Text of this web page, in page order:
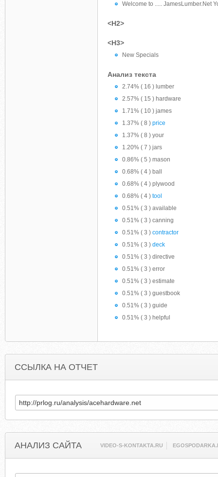
Welcome to ..... JamesLumber.Net
<H2>
<H3>
New Specials
Анализ текста
2.74% ( 16 ) lumber
2.57% ( 15 ) hardware
1.71% ( 10 ) james
1.37% ( 8 ) price
1.37% ( 8 ) your
1.20% ( 7 ) jars
0.86% ( 5 ) mason
0.68% ( 4 ) ball
0.68% ( 4 ) plywood
0.68% ( 4 ) tool
0.51% ( 3 ) available
0.51% ( 3 ) canning
0.51% ( 3 ) contractor
0.51% ( 3 ) deck
0.51% ( 3 ) directive
0.51% ( 3 ) error
0.51% ( 3 ) estimate
0.51% ( 3 ) guestbook
0.51% ( 3 ) guide
0.51% ( 3 ) helpful
ССЫЛКА НА ОТЧЕТ
АНАЛИЗ САЙТА VIDEO-S-KONTAKTA.RU